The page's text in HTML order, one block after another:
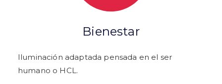
Bienestar
Iluminación adaptada pensada en el ser
humano o HCL.